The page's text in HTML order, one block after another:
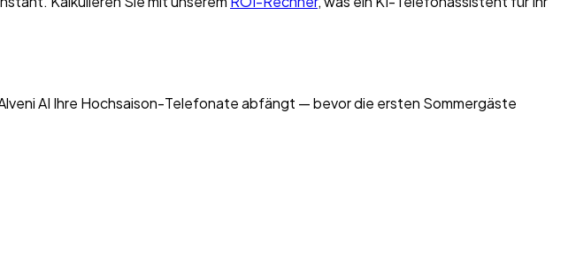
AI Ihre Hochsaison-Telefonate abfängt — bevor die ersten Sommergäste